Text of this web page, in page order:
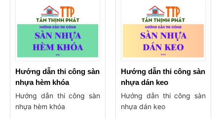
Hướng dẫn thi công sàn
nhựa hèm khóa
Hướng dẫn thi công sàn
nhựa hèm khóa
Hướng dẫn thi công sàn
nhựa dán keo
Hướng dẫn thi công sàn
nhựa dán keo